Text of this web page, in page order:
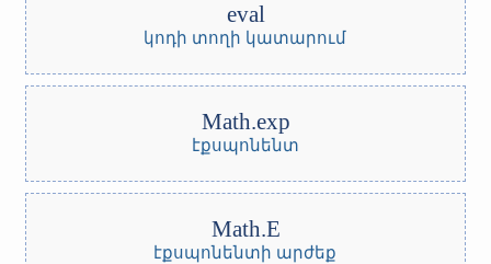
eval
կոդի տողի կատարում
Math.exp
էքսպոնենտ
Math.E
էքսպոնենտի արժեք